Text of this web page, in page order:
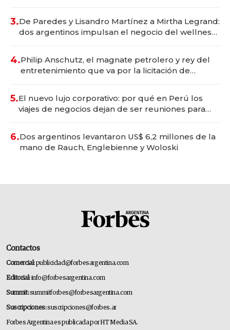
3.De Paredes y Lisandro Martínez a Mirtha Legrand:
dos argentinos impulsan el negocio del wellness
4.Philip Anschutz, el magnate petrolero y rey del
entretenimiento que va por la licitación de
5.El nuevo lujo corporativo: por qué en Perú los
viajes de negocios dejan de ser reuniones para
6.Dos argentinos levantaron US$ 6,2 millones de la
mano de Rauch, Englebienne y Woloski
Contactos
Comercial:publicidad@forbesargentina.com
Editorial:info@forbesargentina.com
Summit:summitforbes@forbesargentina.com
Suscripciones:suscripciones@forbes.ar
Forbes Argentina es publicada por HT Media SA.